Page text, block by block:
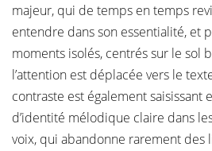
majeur, qui de temps en temps
entendre dans son essentialité, et
moments isolés, centrés sur le sol
l’attention est déplacée vers le
contraste est également saisissant
d’identité mélodique claire dans
voix, qui abandonne rarement des